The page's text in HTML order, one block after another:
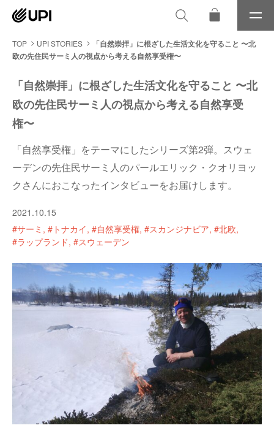
メ
ニ
ュ
TOP UPI STORIES
「自然崇拝」に根ざした生活文化を守ること 〜北
欧の先住民サーミ人の視点から考える自然享受権〜
「自然崇拝」に根ざした生活文化を守ること 〜北
欧の先住民サーミ人の視点から考える自然享受
権〜
「自然享受権」をテーマにしたシリーズ第2弾。スウェ
ーデンの先住民サーミ人のパールエリック・クオリヨッ
クさんにおこなったインタビューをお届けします。
2021.10.15
#サーミ #トナカイ #自然享受権 #スカンジナビア #北欧
#ラップランド #スウェーデン